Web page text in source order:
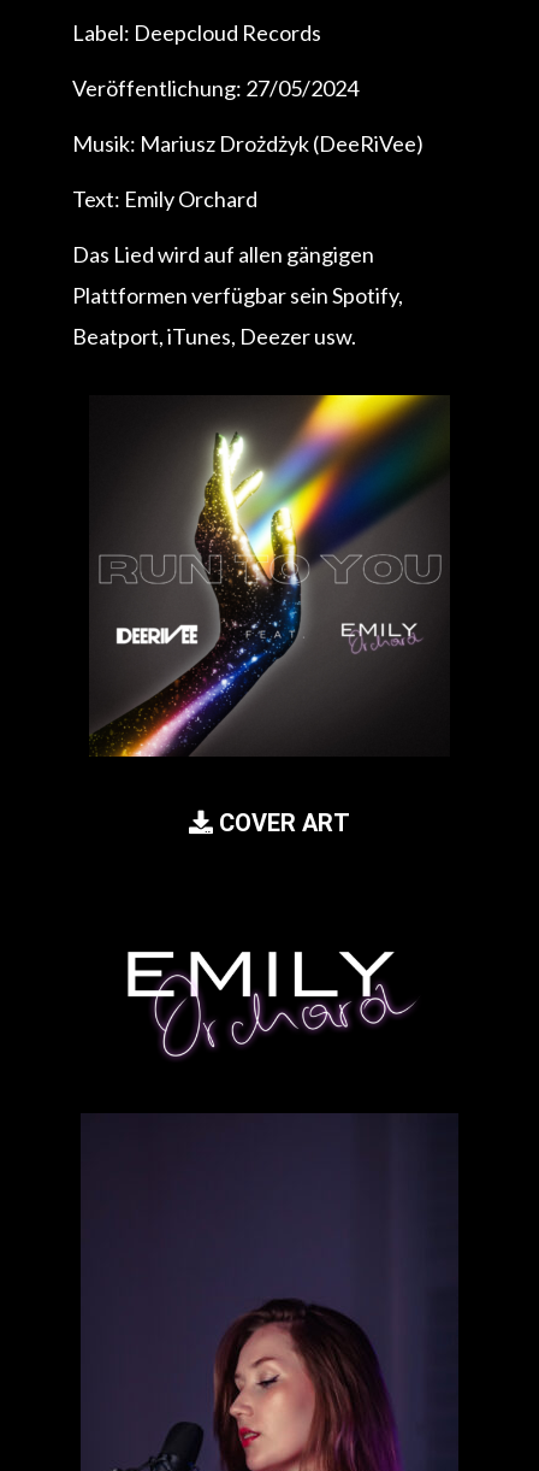
Label: Deepcloud Records
Veröffentlichung: 27/05/2024
Musik: Mariusz Drożdżyk (DeeRiVee)
Text: Emily Orchard
Das Lied wird auf allen gängigen
Plattformen verfügbar sein Spotify,
Beatport, iTunes, Deezer usw.
COVER ART